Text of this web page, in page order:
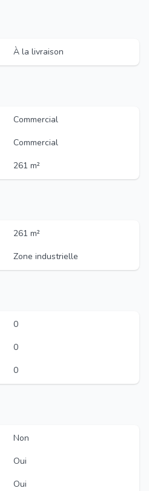
À la livraison
Commercial
Commercial
261 m²
261 m²
Zone industrielle
0
0
0
Non
Oui
Oui